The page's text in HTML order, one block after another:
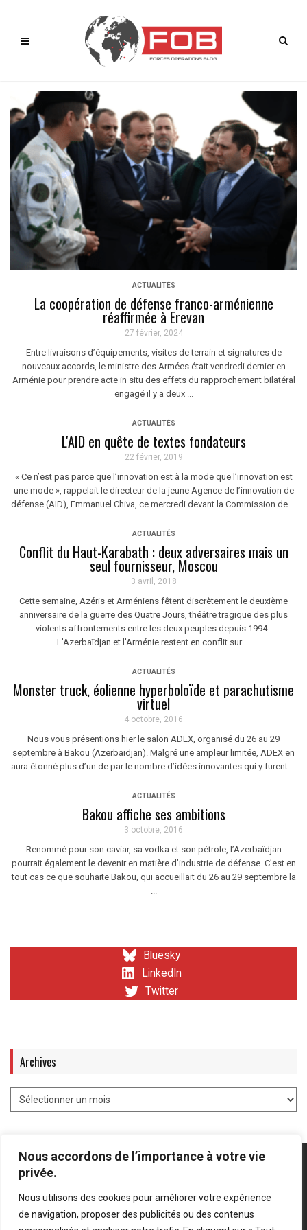
Nous accordons de l’importance à votre vie
privée.
Nous utilisons des cookies pour améliorer votre expérience
de navigation, proposer des publicités ou des contenus
ACTUALITÉS
La coopération de défense franco-arménienne
réaffirmée à Erevan
27 février, 2024
Entre livraisons d’équipements, visites de terrain et signatures de
nouveaux accords, le ministre des Armées était vendredi dernier en
Arménie pour prendre acte in situ des effets du rapprochement bilatéral
engagé il y a deux ...
ACTUALITÉS
L'AID en quête de textes fondateurs
22 février, 2019
« Ce n’est pas parce que l’innovation est à la mode que l’innovation est
une mode », rappelait le directeur de la jeune Agence de l’innovation de
défense (AID), Emmanuel Chiva, ce mercredi devant la Commission de ...
ACTUALITÉS
Conflit du Haut-Karabath : deux adversaires mais un
seul fournisseur, Moscou
3 avril, 2018
Cette semaine, Azéris et Arméniens fêtent discrètement le deuxième
anniversaire de la guerre des Quatre Jours, théâtre tragique des plus
violents affrontements entre les deux peuples depuis 1994.
L'Azerbaïdjan et l'Arménie restent en conflit sur ...
ACTUALITÉS
Monster truck, éolienne hyperboloïde et parachutisme
virtuel
4 octobre, 2016
Nous vous présentions hier le salon ADEX, organisé du 26 au 29
septembre à Bakou (Azerbaïdjan). Malgré une ampleur limitée, ADEX en
aura étonné plus d’un de par le nombre d’idées innovantes qui y furent ...
ACTUALITÉS
Bakou affiche ses ambitions
3 octobre, 2016
Renommé pour son caviar, sa vodka et son pétrole, l’Azerbaïdjan
pourrait également le devenir en matière d’industrie de défense. C’est en
tout cas ce que souhaite Bakou, qui accueillait du 26 au 29 septembre la
...
Bluesky
LinkedIn
Twitter
Archives
Mentions légales Politique de confidentialité